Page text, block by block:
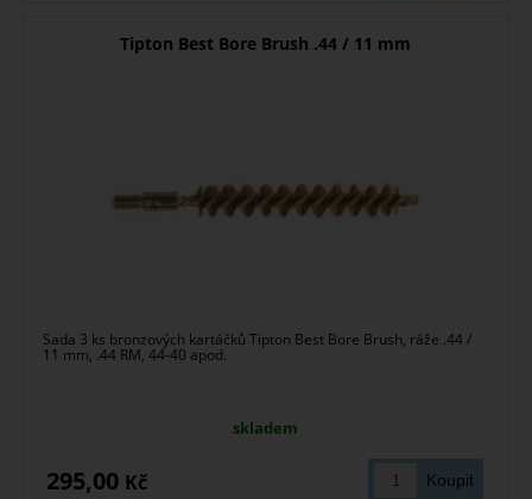
Tipton Best Bore Brush .44 / 11 mm
Sada 3 ks bronzových kartáčků Tipton Best Bore Brush, ráže .44 /
11 mm, .44 RM, 44-40 apod.
skladem
295,00 Kč